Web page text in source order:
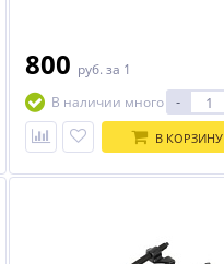
800 руб. за 1
В наличии много
-
В КОРЗИНУ